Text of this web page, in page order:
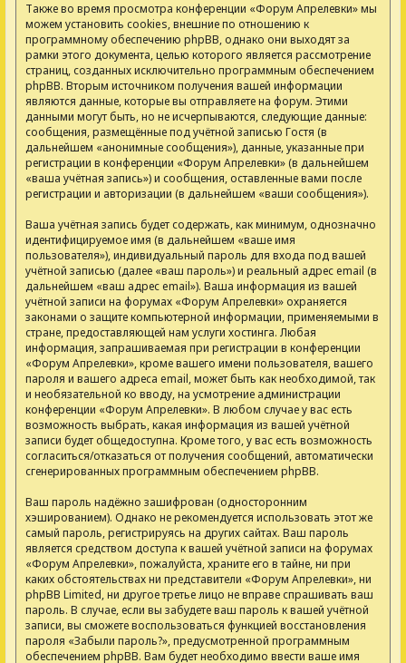
Также во время просмотра конференции «Форум Апрелевки» мы
можем установить cookies, внешние по отношению к
программному обеспечению phpBB, однако они выходят за
рамки этого документа, целью которого является рассмотрение
страниц, созданных исключительно программным обеспечением
phpBB. Вторым источником получения вашей информации
являются данные, которые вы отправляете на форум. Этими
данными могут быть, но не исчерпываются, следующие данные:
сообщения, размещённые под учётной записью Гостя (в
дальнейшем «анонимные сообщения»), данные, указанные при
регистрации в конференции «Форум Апрелевки» (в дальнейшем
«ваша учётная запись») и сообщения, оставленные вами после
регистрации и авторизации (в дальнейшем «ваши сообщения»).
Ваша учётная запись будет содержать, как минимум, однозначно
идентифицируемое имя (в дальнейшем «ваше имя
пользователя»), индивидуальный пароль для входа под вашей
учётной записью (далее «ваш пароль») и реальный адрес email (в
дальнейшем «ваш адрес email»). Ваша информация из вашей
учётной записи на форумах «Форум Апрелевки» охраняется
законами о защите компьютерной информации, применяемыми в
стране, предоставляющей нам услуги хостинга. Любая
информация, запрашиваемая при регистрации в конференции
«Форум Апрелевки», кроме вашего имени пользователя, вашего
пароля и вашего адреса email, может быть как необходимой, так
и необязательной ко вводу, на усмотрение администрации
конференции «Форум Апрелевки». В любом случае у вас есть
возможность выбрать, какая информация из вашей учётной
записи будет общедоступна. Кроме того, у вас есть возможность
согласиться/отказаться от получения сообщений, автоматически
сгенерированных программным обеспечением phpBB.
Ваш пароль надёжно зашифрован (односторонним
хэшированием). Однако не рекомендуется использовать этот же
самый пароль, регистрируясь на других сайтах. Ваш пароль
является средством доступа к вашей учётной записи на форумах
«Форум Апрелевки», пожалуйста, храните его в тайне, ни при
каких обстоятельствах ни представители «Форум Апрелевки», ни
phpBB Limited, ни другое третье лицо не вправе спрашивать ваш
пароль. В случае, если вы забудете ваш пароль к вашей учётной
записи, вы сможете воспользоваться функцией восстановления
пароля «Забыли пароль?», предусмотренной программным
обеспечением phpBB. Вам будет необходимо ввести ваше имя